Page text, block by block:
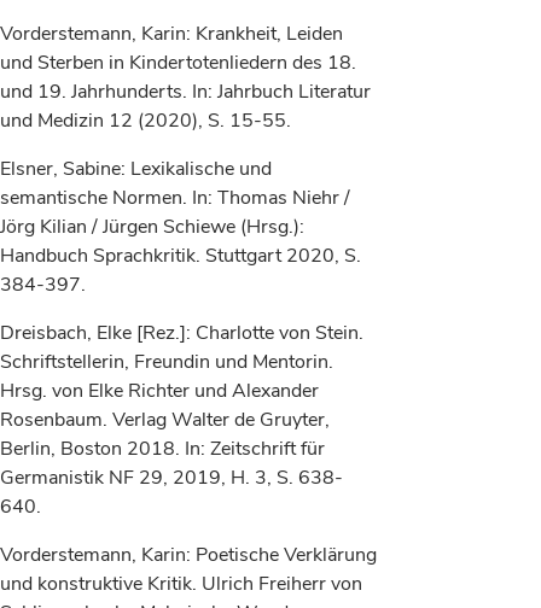
Vorderstemann, Karin: Krankheit, Leiden
und Sterben in Kindertotenliedern des 18.
und 19. Jahrhunderts. In: Jahrbuch Literatur
und Medizin 12 (2020), S. 15-55.
Elsner, Sabine: Lexikalische und
semantische Normen. In: Thomas Niehr /
Jörg Kilian / Jürgen Schiewe (Hrsg.):
Handbuch Sprachkritik. Stuttgart 2020, S.
384-397.
Dreisbach, Elke [Rez.]: Charlotte von Stein.
Schriftstellerin, Freundin und Mentorin.
Hrsg. von Elke Richter und Alexander
Rosenbaum. Verlag Walter de Gruyter,
Berlin, Boston 2018. In: Zeitschrift für
Germanistik NF 29, 2019, H. 3, S. 638-
640.
Vorderstemann, Karin: Poetische Verklärung
und konstruktive Kritik. Ulrich Freiherr von